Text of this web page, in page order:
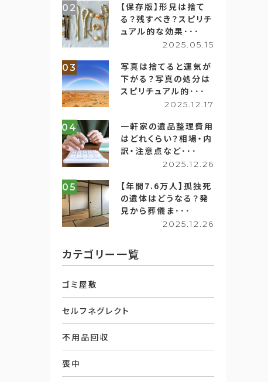
02
【保存版】形見は捨て
る？残すべき？スピリチ
ュアル的な効果･･･
2025.05.15
03
写真は捨てると運気が
下がる？写真の処分は
スピリチュアル的･･･
2025.12.17
04
一軒家の遺品整理費用
はどれくらい？相場・内
訳・注意点など･･･
2025.12.26
05
【年間7.6万人】孤独死
の遺体はどうなる？発
見から葬儀ま･･･
2025.12.26
カテゴリー一覧
ゴミ屋敷
セルフネグレクト
不用品回収
喪中